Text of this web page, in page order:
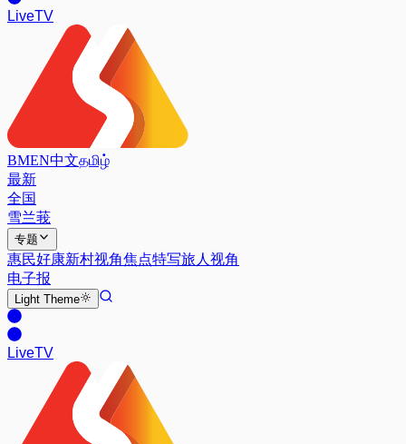
LiveTV
BMEN中文தமிழ்
最新
全国
雪兰莪
专题
惠民好康新村视角焦点特写旅人视角
电子报
Light Theme
LiveTV